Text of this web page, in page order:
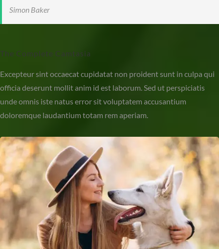
Simon Baker
The Complete Camtasia
Excepteur sint occaecat cupidatat non proident sunt in culpa qui
officia deserunt mollit anim id est laborum. Sed ut perspiciatis
unde omnis iste natus error sit voluptatem accusantium
doloremque laudantium totam rem aperiam.